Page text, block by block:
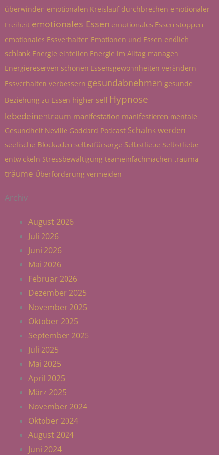
überwinden emotionalen Kreislauf durchbrechen emotionaler
Freiheit emotionales Essen emotionales Essen stoppen
emotionales Essverhalten Emotionen und Essen endlich
schlank Energie einteilen Energie im Alltag managen
Energiereserven schonen Essensgewohnheiten verändern
Essverhalten verbessern gesundabnehmen gesunde
Beziehung zu Essen higher self Hypnose
lebedeinentraum manifestation manifestieren mentale
Gesundheit Neville Goddard Podcast Schalnk werden
seelische Blockaden selbstfürsorge Selbstliebe Selbstliebe
entwickeln Stressbewältigung teameinfachmachen trauma
träume Überforderung vermeiden
Archiv
August 2026
Juli 2026
Juni 2026
Mai 2026
Februar 2026
Dezember 2025
November 2025
Oktober 2025
September 2025
Juli 2025
Mai 2025
April 2025
März 2025
November 2024
Oktober 2024
August 2024
Juni 2024